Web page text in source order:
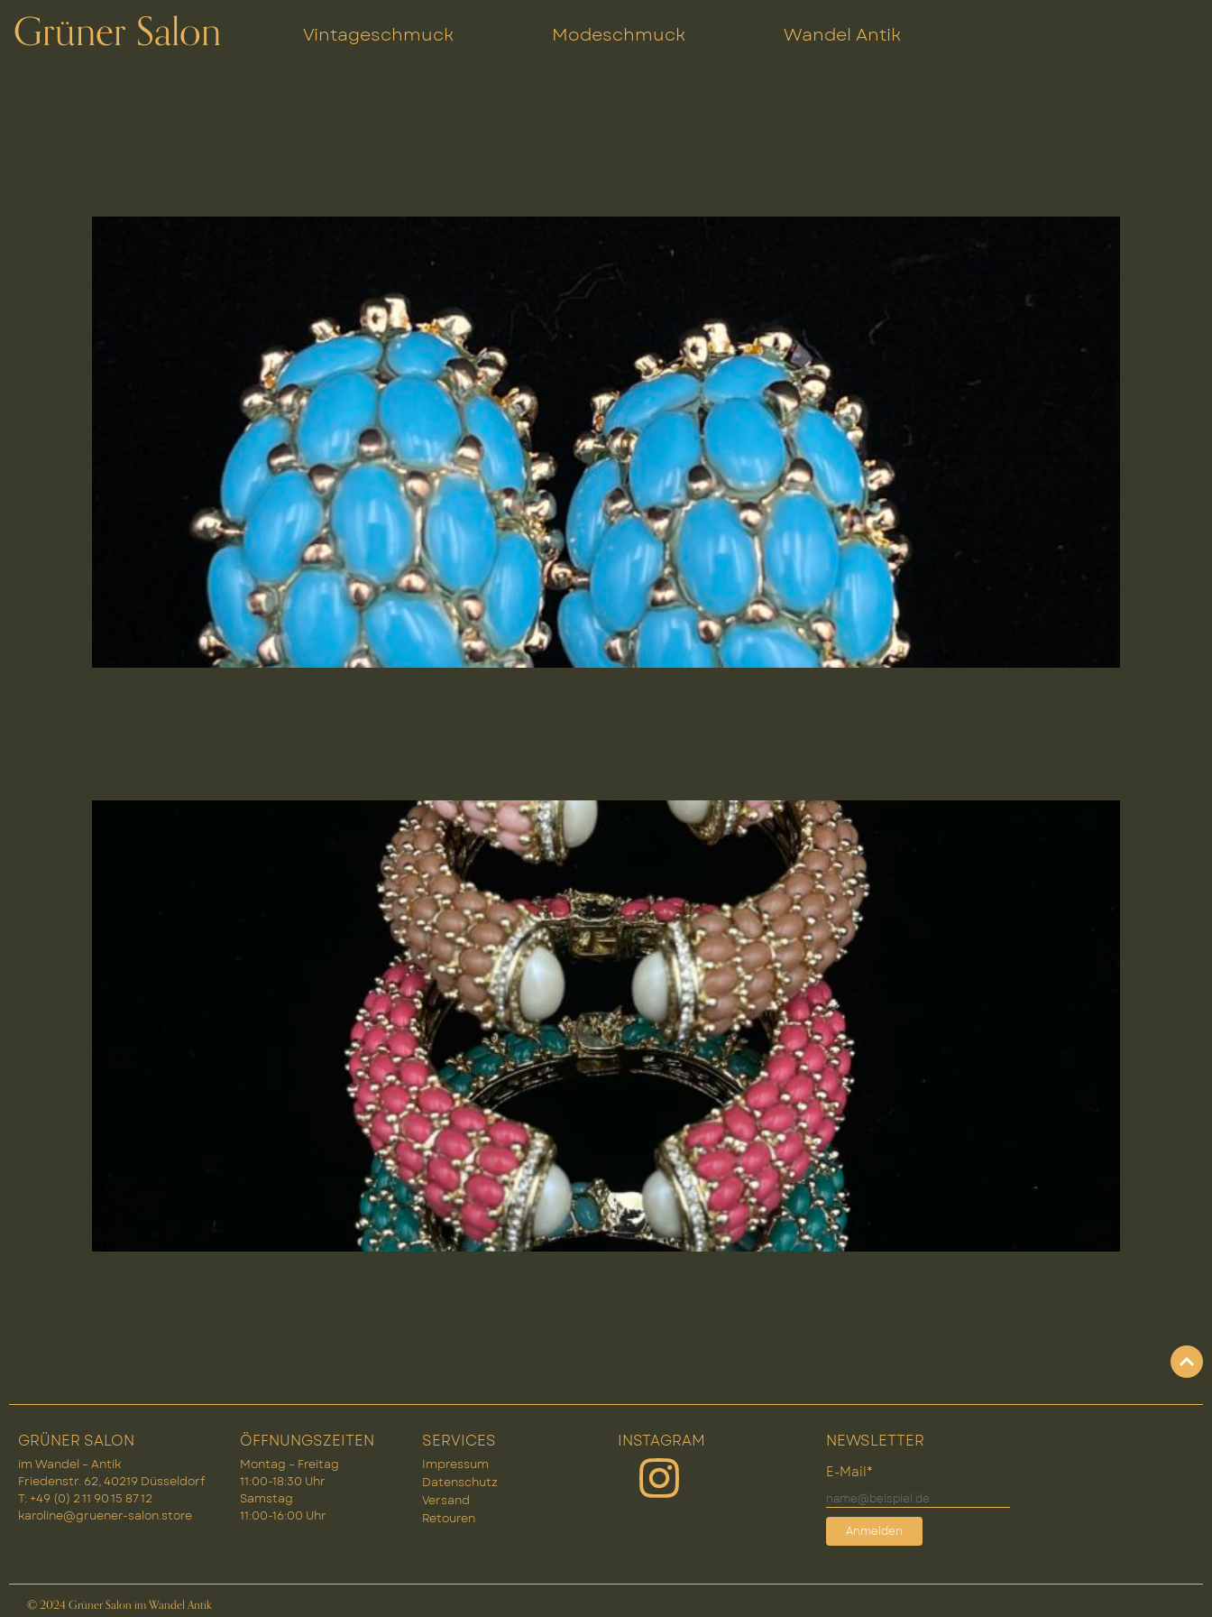
Grüner Salon Vintageschmuck Modeschmuck Wandel Antik
GRÜNER SALON
im Wandel – Antik
Friedenstr. 62, 40219 Düsseldorf
T: +49 (0) 2 11 90 15 87 12
karoline@gruener-salon.store
ÖFFNUNGSZEITEN
Montag – Freitag
11:00-18:30 Uhr
Samstag
11:00-16:00 Uhr
SERVICES
Impressum
Datenschutz
Versand
Retouren
INSTAGRAM NEWSLETTER
E-Mail*
Anmelden
© 2024 Grüner Salon im Wandel Antik